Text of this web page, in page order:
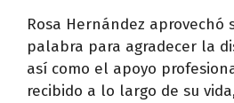
Rosa Hernández aprovechó
palabra para agradecer la
así como el apoyo
recibido a lo largo de su